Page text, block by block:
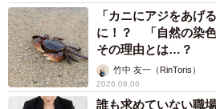
「カニにアジをあげ
に！？ 「自然の染
その理由とは…？
竹中 友一（RinToris）
2026.08.06
誰も求めていない職